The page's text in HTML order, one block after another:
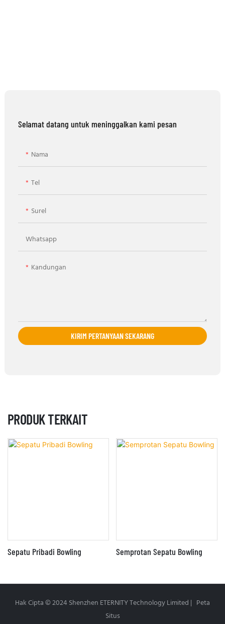
Selamat datang untuk meninggalkan kami pesan
Nama
Tel
Surel
Whatsapp
Kandungan
KIRIM PERTANYAAN SEKARANG
PRODUK TERKAIT
Sepatu Pribadi Bowling Semprotan Sepatu Bowling
Hak Cipta © 2024 Shenzhen ETERNITY Technology Limited | Peta
Situs